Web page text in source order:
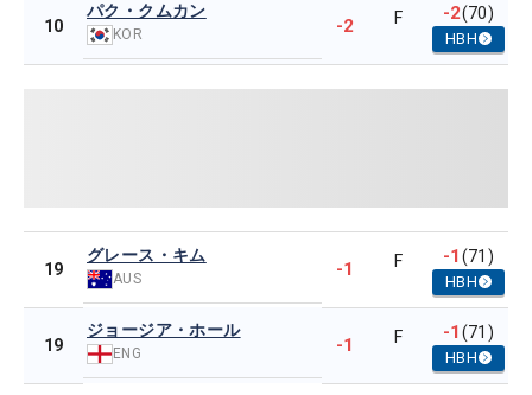
10
パク・クムカン
KOR -2 F -2(70)
HBH
19
グレース・キム
AUS -1 F -1(71)
HBH
19
ジョージア・ホール
ENG -1 F -1(71)
HBH